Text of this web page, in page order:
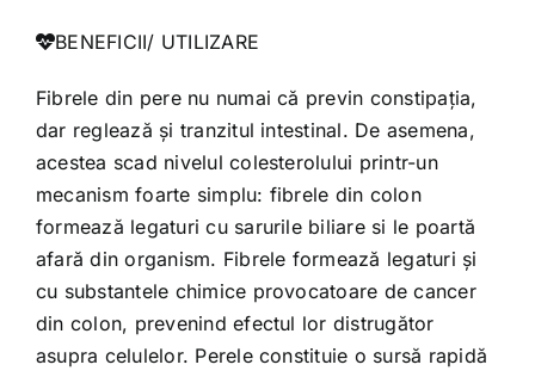
BENEFICII/ UTILIZARE
Fibrele din pere nu numai că previn constipaţia,
dar reglează şi tranzitul intestinal. De asemena,
acestea scad nivelul colesterolului printr-un
mecanism foarte simplu: fibrele din colon
formează legaturi cu sarurile biliare si le poartă
afară din organism. Fibrele formează legaturi şi
cu substantele chimice provocatoare de cancer
din colon, prevenind efectul lor distrugător
asupra celulelor. Perele constituie o sursă rapidă